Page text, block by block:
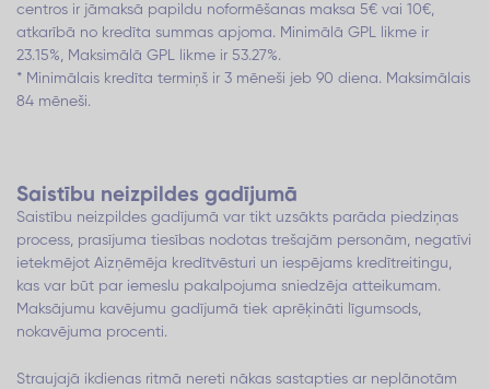
centros ir jāmaksā papildu noformēšanas maksa 5€ vai 10€,
atkarībā no kredīta summas apjoma. Minimālā GPL likme ir
23.15%, Maksimālā GPL likme ir 53.27%.
* Minimālais kredīta termiņš ir 3 mēneši jeb 90 diena. Maksimālais
84 mēneši.
Saistību neizpildes gadījumā
Saistību neizpildes gadījumā var tikt uzsākts parāda piedziņas
process, prasījuma tiesības nodotas trešajām personām, negatīvi
ietekmējot Aizņēmēja kredītvēsturi un iespējams kredītreitingu,
kas var būt par iemeslu pakalpojuma sniedzēja atteikumam.
Maksājumu kavējumu gadījumā tiek aprēķināti līgumsods,
nokavējuma procenti.
Straujajā ikdienas ritmā nereti nākas sastapties ar neplānotām